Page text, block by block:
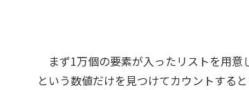
まず1万個の要素が入ったリストを用意
という数値だけを見つけてカウントする